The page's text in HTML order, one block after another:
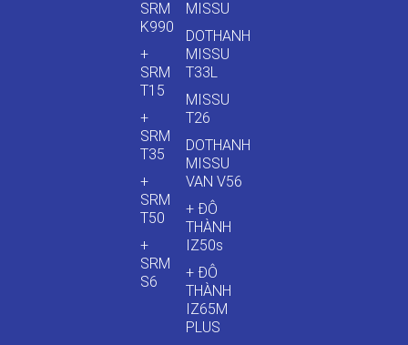
SRM
K990
+
SRM
T15
+
SRM
T35
+
SRM
T50
+
SRM
S6
MISSU
DOTHANH
MISSU
T33L
MISSU
T26
DOTHANH
MISSU
VAN V56
+ ĐÔ
THÀNH
IZ50s
+ ĐÔ
THÀNH
IZ65M
PLUS